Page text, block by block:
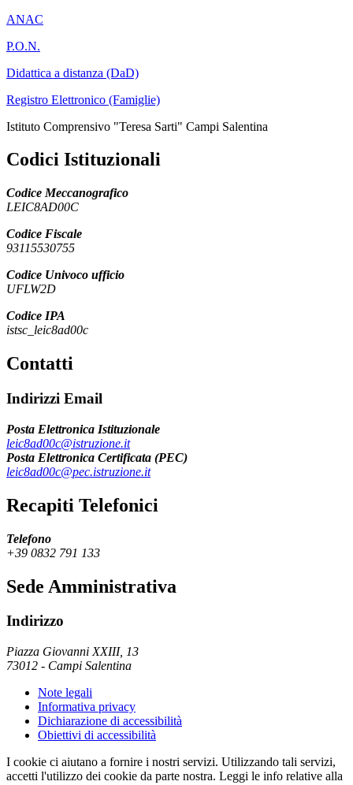
ANAC
P.O.N.
Didattica a distanza (DaD)
Registro Elettronico (Famiglie)
Istituto Comprensivo "Teresa Sarti" Campi Salentina
Codici Istituzionali
Codice Meccanografico
LEIC8AD00C
Codice Fiscale
93115530755
Codice Univoco ufficio
UFLW2D
Codice IPA
istsc_leic8ad00c
Contatti
Indirizzi Email
Posta Elettronica Istituzionale
leic8ad00c@istruzione.it
Posta Elettronica Certificata (PEC)
leic8ad00c@pec.istruzione.it
Recapiti Telefonici
Telefono
+39 0832 791 133
Sede Amministrativa
Indirizzo
Piazza Giovanni XXIII, 13
73012 - Campi Salentina
Note legali
Informativa privacy
Dichiarazione di accessibilità
Obiettivi di accessibilità
I cookie ci aiutano a fornire i nostri servizi. Utilizzando tali servizi,
accetti l'utilizzo dei cookie da parte nostra. Leggi le info relative alla